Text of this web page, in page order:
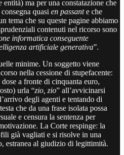
ma per una constatazione che
quasi en passante che
tema che su queste pagine abbiamo
contenuti nel ricorso sono
informatica conseguente
artificiale generativa”.
minime. Un soggetto viene
nella cessione di stupefacente:
a fronte di cinquanta euro,
urla “zio, zio” all’avvicinarsi
degli agenti e tentando di
che da una frase isolata possa
e censura la sentenza per
La Corte respinge: la
già vagliati e si risolve in una
estranea al giudizio di legittimità.